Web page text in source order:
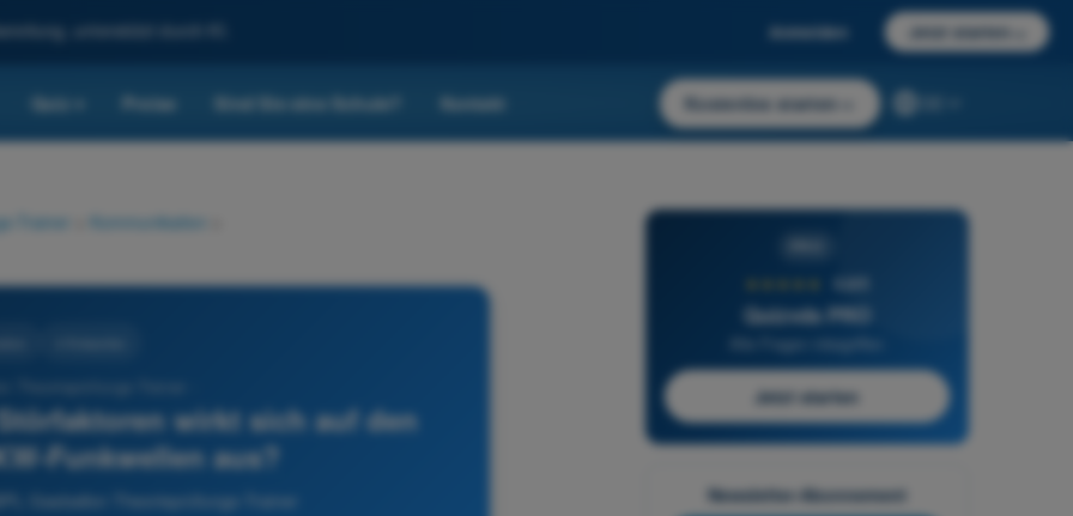
unterstützt durch KI. Anmelden Jetzt starten
Quiz Preise Sind Sie eine Schule? Kontakt Kostenlos starten
Trainer Kommunikation
wirkt sich auf den
Funkwellen aus?
Gasballon Theorieprüfungs-Trainer
4,6/5
Quizvds PRO
Alle Fragen inbegriffen
Jetzt starten
Newsletter-Abonnement